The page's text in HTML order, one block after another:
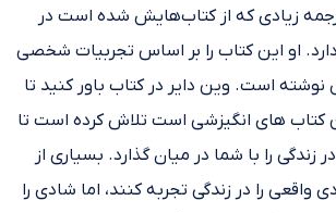
زیادی که از کتاب‌هایش شده است در
او این کتاب را بر اساس تجربیات شخصی
نوشته است. وین دایر در کتاب باور کنید تا
کتاب های انگیزشی است تلاش کرده است تا
زندگی را با شما در میان گذارد. بسیاری از
واقعی را در زندگی تجربه کنند، اما شادی را